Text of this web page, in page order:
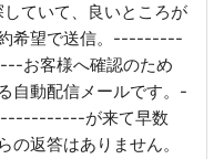
ていて、良いところが
希望で送信。---------
客様へ確認のため
自動配信メールです。-
が来て早数
の返答はありません。